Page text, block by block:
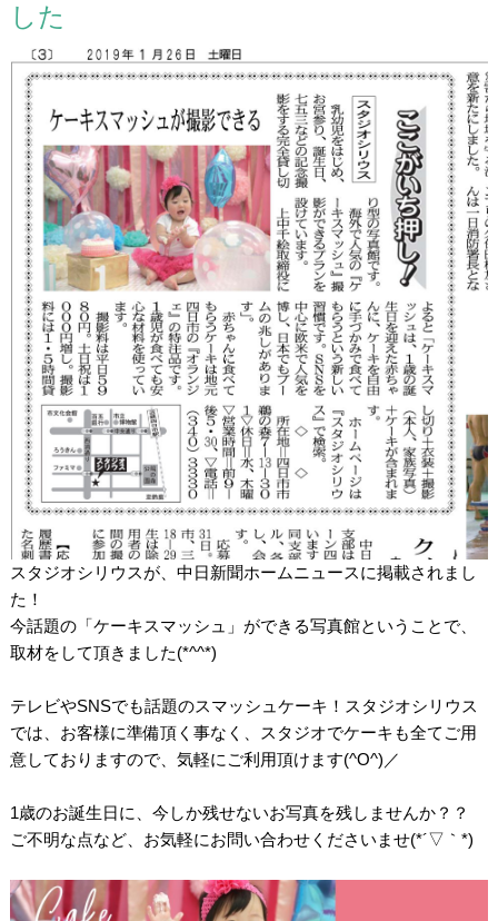
した
スタジオシリウスが、中日新聞ホームニュースに掲載されまし
た！
今話題の「ケーキスマッシュ」ができる写真館ということで、
取材をして頂きました(*^^*)
テレビやSNSでも話題のスマッシュケーキ！スタジオシリウス
では、お客様に準備頂く事なく、スタジオでケーキも全てご用
意しておりますので、気軽にご利用頂けます(^O^)／
1歳のお誕生日に、今しか残せないお写真を残しませんか？？
ご不明な点など、お気軽にお問い合わせくださいませ(*´▽｀*)